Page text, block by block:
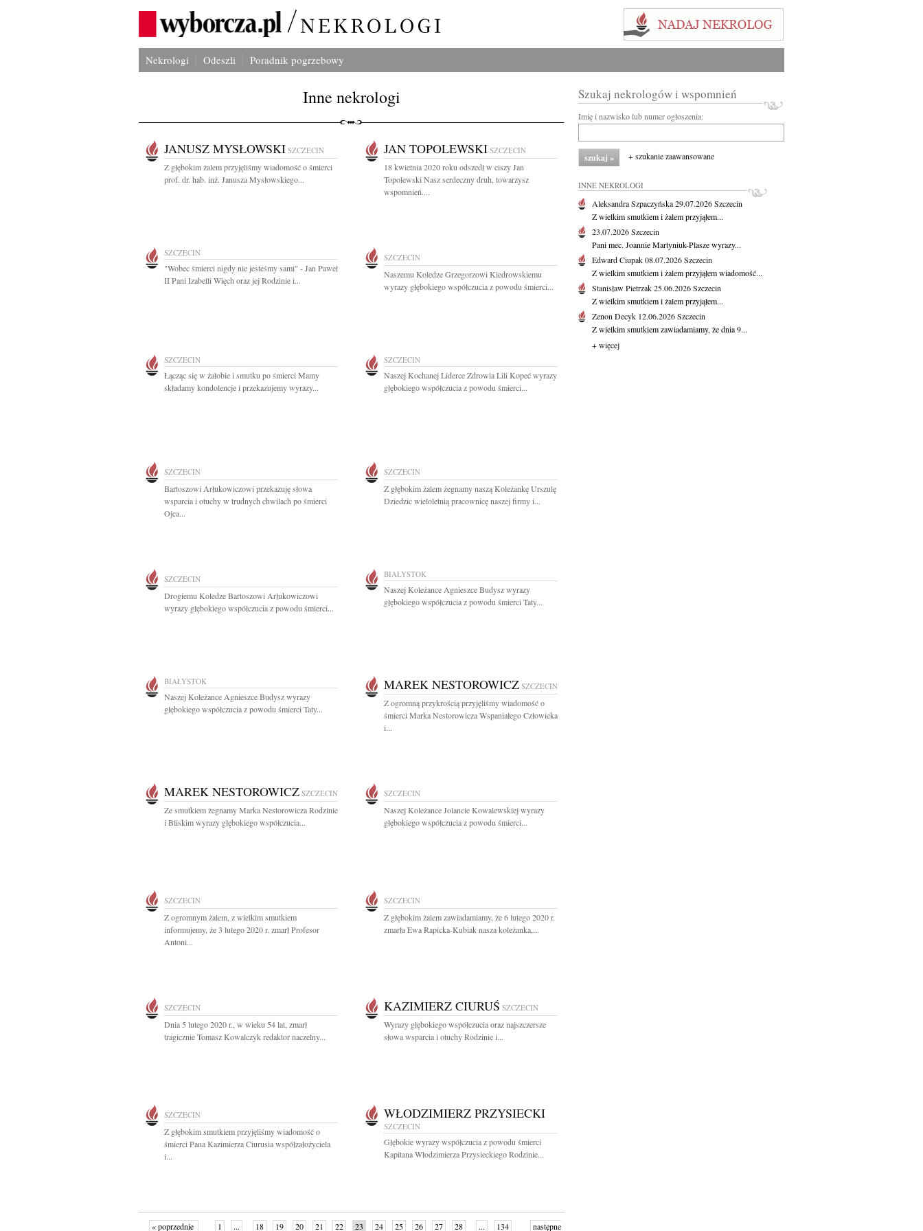
Nekrologi Odeszli Poradnik pogrzebowy
Inne nekrologi
JANUSZ MYSŁOWSKI SZCZECIN
Z głębokim żalem przyjęliśmy wiadomość o śmierci
prof. dr. hab. inż. Janusza Mysłowskiego...
JAN TOPOLEWSKI SZCZECIN
18 kwietnia 2020 roku odszedł w ciszy Jan
Topolewski Nasz serdeczny druh, towarzysz
wspomnień....
SZCZECIN
"Wobec śmierci nigdy nie jesteśmy sami" - Jan Paweł
II Pani Izabelli Więch oraz jej Rodzinie i...
SZCZECIN
Naszemu Koledze Grzegorzowi Kiedrowskiemu
wyrazy głębokiego współczucia z powodu śmierci...
SZCZECIN
Łącząc się w żałobie i smutku po śmierci Mamy
składamy kondolencje i przekazujemy wyrazy...
SZCZECIN
Naszej Kochanej Liderce Zdrowia Lili Kopeć wyrazy
głębokiego współczucia z powodu śmierci...
SZCZECIN
Bartoszowi Arłukowiczowi przekazuję słowa
wsparcia i otuchy w trudnych chwilach po śmierci
Ojca...
SZCZECIN
Z głębokim żalem żegnamy naszą Koleżankę Urszulę
Dziedzic wieloletnią pracownicę naszej firmy i...
SZCZECIN
Drogiemu Koledze Bartoszowi Arłukowiczowi
wyrazy głębokiego współczucia z powodu śmierci...
BIAŁYSTOK
Naszej Koleżance Agnieszce Budysz wyrazy
głębokiego współczucia z powodu śmierci Taty...
BIAŁYSTOK
Naszej Koleżance Agnieszce Budysz wyrazy
głębokiego współczucia z powodu śmierci Taty...
MAREK NESTOROWICZ SZCZECIN
Z ogromną przykrością przyjęliśmy wiadomość o
śmierci Marka Nestorowicza Wspaniałego Człowieka
i...
MAREK NESTOROWICZ SZCZECIN
Ze smutkiem żegnamy Marka Nestorowicza Rodzinie
i Bliskim wyrazy głębokiego współczucia...
SZCZECIN
Naszej Koleżance Jolancie Kowalewskiej wyrazy
głębokiego współczucia z powodu śmierci...
SZCZECIN
Z ogromnym żalem, z wielkim smutkiem
informujemy, że 3 lutego 2020 r. zmarł Profesor
Antoni...
SZCZECIN
Z głębokim żalem zawiadamiamy, że 6 lutego 2020 r.
zmarła Ewa Rapicka-Kubiak nasza koleżanka,...
SZCZECIN
Dnia 5 lutego 2020 r., w wieku 54 lat, zmarł
tragicznie Tomasz Kowalczyk redaktor naczelny...
KAZIMIERZ CIURUŚ SZCZECIN
Wyrazy głębokiego współczucia oraz najszczersze
słowa wsparcia i otuchy Rodzinie i...
SZCZECIN
Z głębokim smutkiem przyjęliśmy wiadomość o
śmierci Pana Kazimierza Ciurusia współzałożyciela
i...
WŁODZIMIERZ PRZYSIECKI
SZCZECIN
Głębokie wyrazy współczucia z powodu śmierci
Kapitana Włodzimierza Przysieckiego Rodzinie...
« poprzednie 1 ... 18 19 20 21 22 23 24 25 26 27 28 ... 134 następne
Szukaj nekrologów i wspomnień
Imię i nazwisko lub numer ogłoszenia:
+ szukanie zaawansowane
INNE NEKROLOGI
Aleksandra Szpaczyńska29.07.2026Szczecin
Z wielkim smutkiem i żalem przyjąłem...
23.07.2026Szczecin
Pani mec. Joannie Martyniuk-Plasze wyrazy...
Edward Ciupak08.07.2026Szczecin
Z wielkim smutkiem i żalem przyjąłem wiadomość...
Stanisław Pietrzak25.06.2026Szczecin
Z wielkim smutkiem i żalem przyjąłem...
Zenon Decyk 12.06.2026Szczecin
Z wielkim smutkiem zawiadamiamy, że dnia 9...
+ więcej